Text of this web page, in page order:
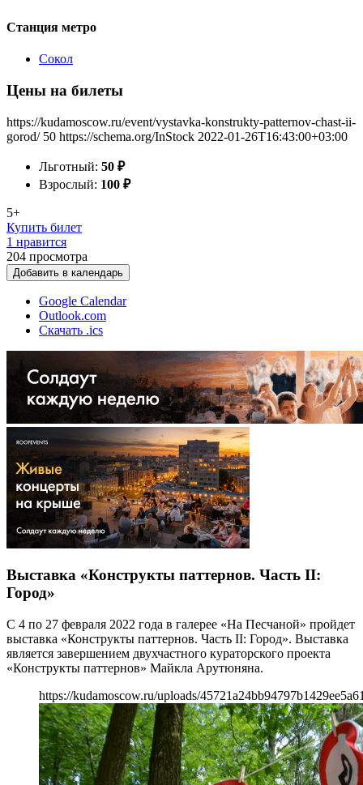
Станция метро
Сокол
Цены на билеты
https://kudamoscow.ru/event/vystavka-konstrukty-patternov-chast-ii-
gorod/ 50 https://schema.org/InStock 2022-01-26T16:43:00+03:00
Льготный: 50 ₽
Взрослый: 100 ₽
5+
Купить билет
1 нравится
204 просмотра
Добавить в календарь
Google Calendar
Outlook.com
Скачать .ics
Выставка «Конструкты паттернов. Часть II:
Город»
С 4 по 27 февраля 2022 года в галерее «На Песчаной» пройдет
выставка «Конструкты паттернов. Часть II: Город». Выставка
является завершением двухчастного кураторского проекта
«Конструкты паттернов» Майкла Арутюняна.
https://kudamoscow.ru/uploads/